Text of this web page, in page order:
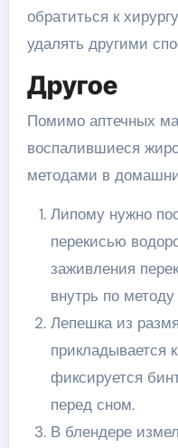
обратиться к
удалять другими
Другое
Помимо аптечных
воспалившиеся
методами в
Липому нужно
перекисью
заживления
внутрь по
Лепешка из
прикладывается
фиксируется
перед сном.
В блендере